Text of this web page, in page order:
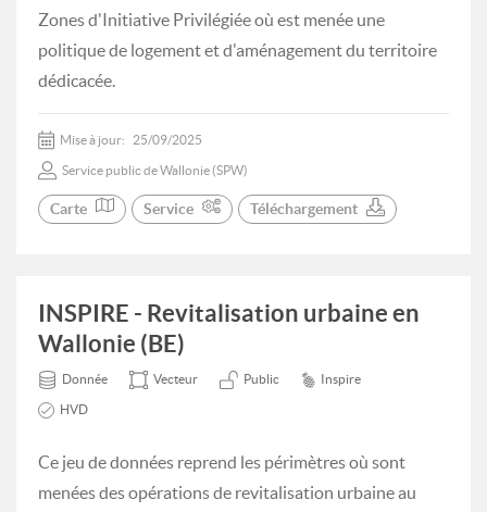
Zones d'Initiative Privilégiée où est menée une
politique de logement et d'aménagement du territoire
dédicacée.
Mise à jour: 25/09/2025
Service public de Wallonie (SPW)
Carte Service Téléchargement
INSPIRE - Revitalisation urbaine en
Wallonie (BE)
Donnée Vecteur Public Inspire
HVD
Ce jeu de données reprend les périmètres où sont
menées des opérations de revitalisation urbaine au